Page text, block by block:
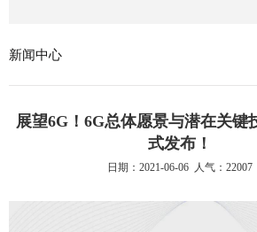
新闻中心
展望6G！6G总体愿景与潜在关键
式发布！
日期：2021-06-06 人气：22007